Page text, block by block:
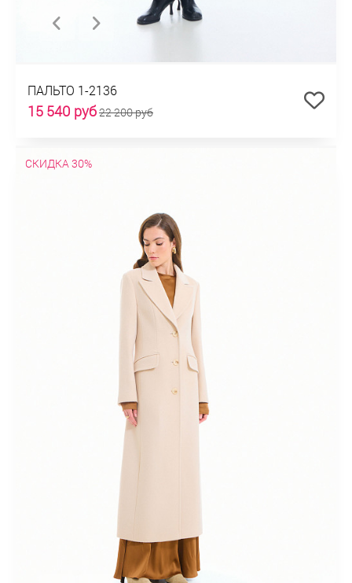
ПАЛЬТО 1-2136
15 540 руб22 200 руб
СКИДКА 30%